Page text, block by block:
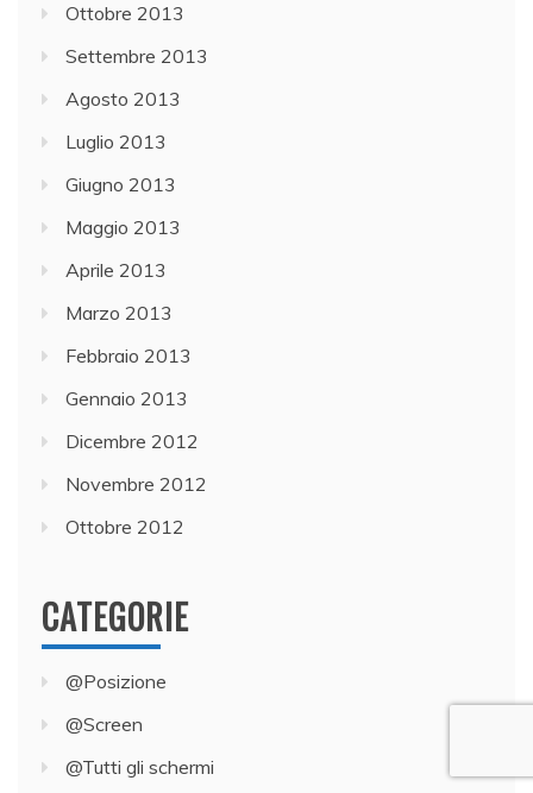
Ottobre 2013
Settembre 2013
Agosto 2013
Luglio 2013
Giugno 2013
Maggio 2013
Aprile 2013
Marzo 2013
Febbraio 2013
Gennaio 2013
Dicembre 2012
Novembre 2012
Ottobre 2012
CATEGORIE
@Posizione
@Screen
@Tutti gli schermi